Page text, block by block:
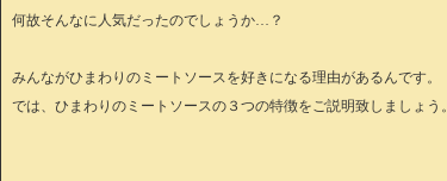
何故そんなに人気だったのでしょうか…？
みんながひまわりのミートソースを好きになる理由があるんです。
では、ひまわりのミートソースの３つの特徴をご説明致しましょう。